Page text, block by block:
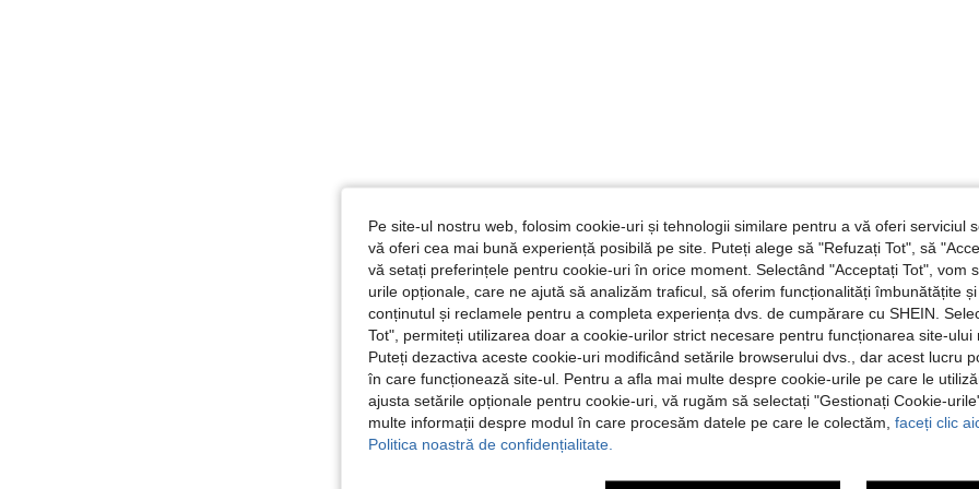
Pe site-ul nostru web, folosim cookie-uri și tehnologii similare pentru a vă oferi serviciul
vă oferi cea mai bună experiență posibilă pe site. Puteți alege să "Refuzați Tot", să
vă setați preferințele pentru cookie-uri în orice moment. Selectând "Acceptați Tot", vom
urile opționale, care ne ajută să analizăm traficul, să oferim funcționalități îmbunătățite
conținutul și reclamele pentru a completa experiența dvs. de cumpărare cu SHEIN.
Tot", permiteți utilizarea doar a cookie-urilor strict necesare pentru funcționarea site-ului
Puteți dezactiva aceste cookie-uri modificând setările browserului dvs., dar acest lucru
în care funcționează site-ul. Pentru a afla mai multe despre cookie-urile pe care le
ajusta setările opționale pentru cookie-uri, vă rugăm să selectați "Gestionați Cookie-
multe informații despre modul în care procesăm datele pe care le colectăm, faceți clic
Politica noastră de confidențialitate.